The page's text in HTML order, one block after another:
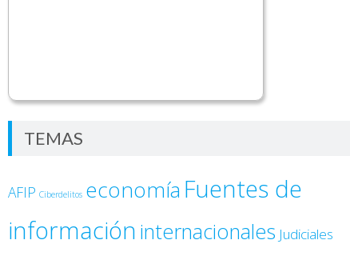
TEMAS
AFIP Ciberdelitos economía Fuentes de
información internacionales Judiciales